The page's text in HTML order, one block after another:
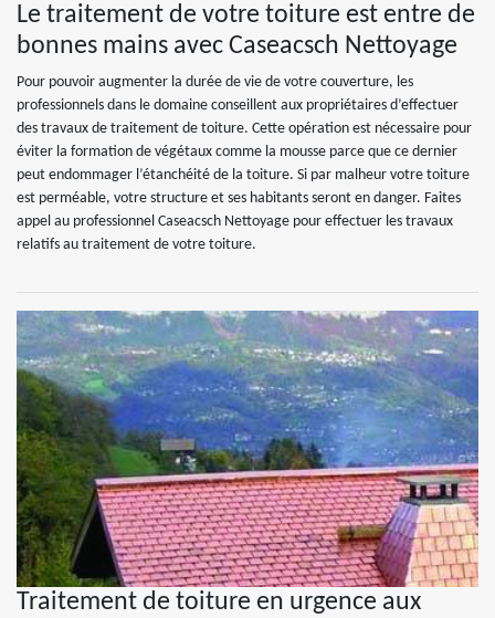
Le traitement de votre toiture est entre de
bonnes mains avec Caseacsch Nettoyage
Pour pouvoir augmenter la durée de vie de votre couverture, les
professionnels dans le domaine conseillent aux propriétaires d’effectuer
des travaux de traitement de toiture. Cette opération est nécessaire pour
éviter la formation de végétaux comme la mousse parce que ce dernier
peut endommager l’étanchéité de la toiture. Si par malheur votre toiture
est perméable, votre structure et ses habitants seront en danger. Faites
appel au professionnel Caseacsch Nettoyage pour effectuer les travaux
relatifs au traitement de votre toiture.
Traitement de toiture en urgence aux